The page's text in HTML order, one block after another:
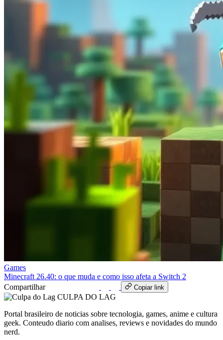
Games
Minecraft 26.40: o que muda e como isso afeta a Switch 2
Compartilhar
Copiar link
CULPA DO LAG
Portal brasileiro de noticias sobre tecnologia, games, anime e cultura
geek. Conteudo diario com analises, reviews e novidades do mundo
nerd.